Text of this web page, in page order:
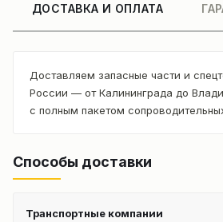
ДОСТАВКА И ОПЛАТА
Доставляем запасные части и
России — от Калининграда до
с полным пакетом
Способы доставки
Транспортные компании